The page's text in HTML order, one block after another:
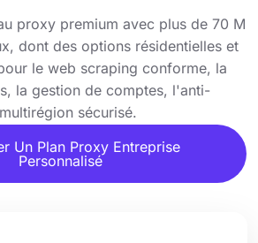
proxy premium avec plus de 70 M
dont des options résidentielles et
le web scraping conforme, la
la gestion de comptes, l'anti-
sécurisé.
Un Plan Proxy Entreprise
Personnalisé